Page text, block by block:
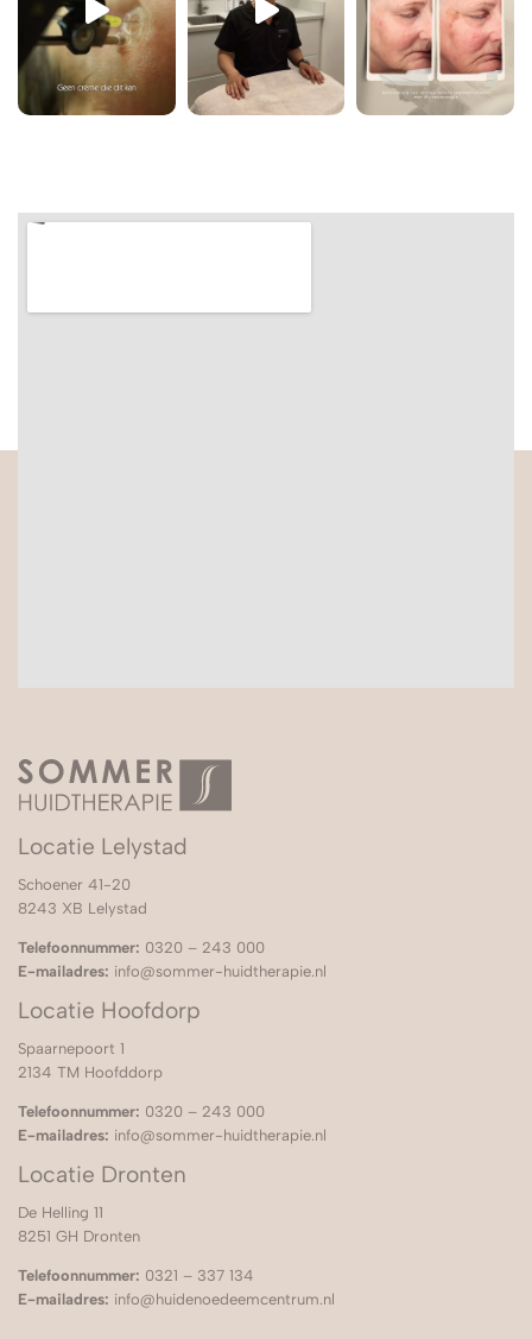
Locatie Lelystad
Schoener 41-20
8243 XB Lelystad
Telefoonnummer: 0320 – 243 000
E-mailadres: info@sommer-huidtherapie.nl
Locatie Hoofdorp
Spaarnepoort 1
2134 TM Hoofddorp
Telefoonnummer: 0320 – 243 000
E-mailadres: info@sommer-huidtherapie.nl
Locatie Dronten
De Helling 11
8251 GH Dronten
Telefoonnummer: 0321 – 337 134
E-mailadres: info@huidenoedeemcentrum.nl